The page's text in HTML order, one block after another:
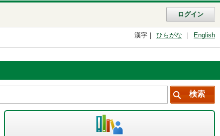
ログイン
漢字 ひらがな English